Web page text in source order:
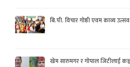
बि.पी. विचार गोष्ठी एवम काव्य
खेम सारुमगर र गोपाल जिटीलाई